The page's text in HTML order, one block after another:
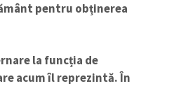
pentru obținerea
la funcția de
acum îl reprezintă. În